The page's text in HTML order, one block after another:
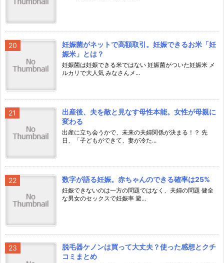
妊娠菌がネットで高額取引。妊娠できるお米「妊
娠米」とは？
妊娠菌は妊娠できる米ではない 妊娠菌がついた妊娠米 メ
ルカリで大人気 みなさんメ...
出産後、夫を敵と見なす母性本能。女性が母親に
変わる
出産に立ち会うかで、未来の夫婦関係が決まる！？ 先
日、「子どもができて、妻が冷た...
数字が語る妊娠。赤ちゃんのできる確率は25%
妊娠できないのは一方の問題ではなく、夫婦の問題 健全
な男女のセックスで妊娠率 避...
脱毛器ケノンは買って大丈夫？使った感想とクチ
コミまとめ